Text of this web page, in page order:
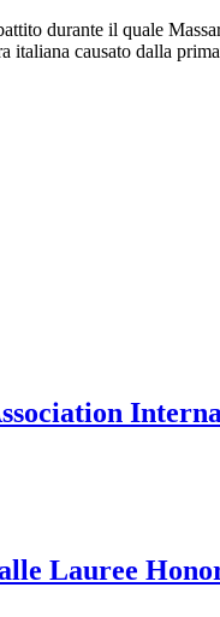
durante il quale
italiana causato dalla
Lauree